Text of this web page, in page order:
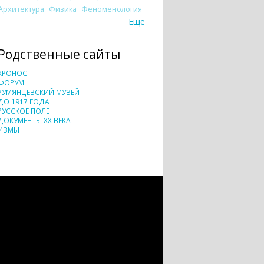
Физика Феноменология
Еще
сайты
МУЗЕЙ
1917 ГОДА
ПОЛЕ
XX ВЕКА